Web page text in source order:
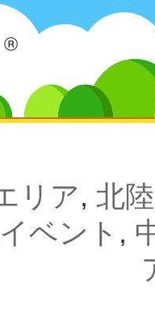
リア, 北
ベント ,